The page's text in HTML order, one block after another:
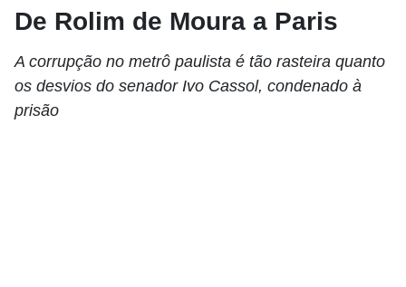
De Rolim de Moura a Paris
A corrupção no metrô paulista é tão rasteira quanto
os desvios do senador Ivo Cassol, condenado à
prisão